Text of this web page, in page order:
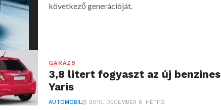
következő generációját.
GARÁZS
3,8 litert fogyaszt az új benzines
Yaris
AUTOMOBIL 2010. DECEMBER 6. HÉTFŐ